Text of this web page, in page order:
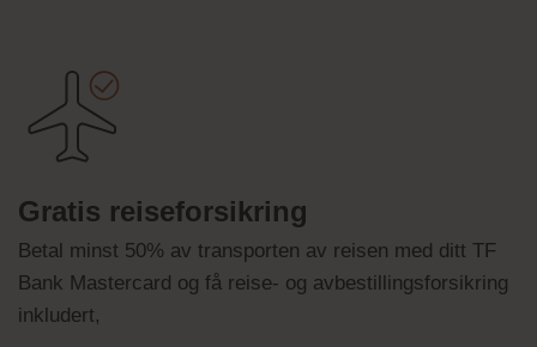
Gratis reiseforsikring
Betal minst 50% av transporten av reisen med ditt TF
Bank Mastercard og få reise- og avbestillingsforsikring
inkludert,